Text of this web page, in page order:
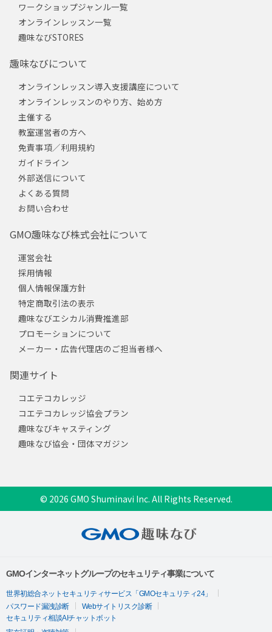
ワークショップジャンル一覧
オンラインレッスン一覧
趣味なびSTORES
趣味なびについて
オンラインレッスン導入支援講座について
オンラインレッスンのやり方、始め方
主催する
教室運営者の方へ
免責事項／利用規約
ガイドライン
外部送信について
よくある質問
お問い合わせ
GMO趣味なび株式会社について
運営会社
採用情報
個人情報保護方針
特定商取引法の表示
趣味なびエシカル消費推進部
プロモーションについて
メーカー・広告代理店のご担当者様へ
関連サイト
コエテコカレッジ
コエテコカレッジ協会プラン
趣味なびキャスティング
趣味なび協会・団体マガジン
© 2026 GMO Shuminavi Inc. All Rights Reserved.